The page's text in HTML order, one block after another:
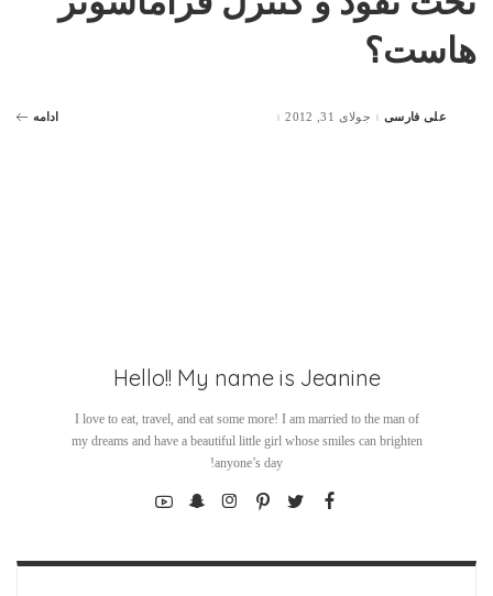
هاست؟
Postedعلی فارسی جولای 31, 2012 ادامه
Hello!! My name is Jeanine
I love to eat, travel, and eat some more! I am married to the man of
my dreams and have a beautiful little girl whose smiles can brighten
anyone’s day!